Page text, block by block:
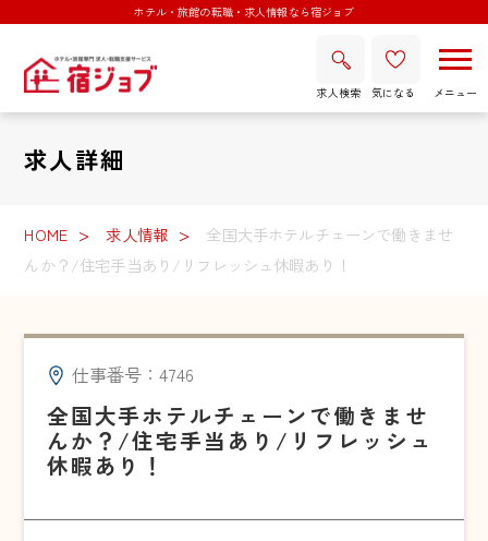
ホテル・旅館の転職・求人情報なら宿ジョブ
求人検索 気になる
求人詳細
HOME 求人情報
全国大手ホテルチェーンで働きませ
んか？/住宅手当あり/リフレッシュ休暇あり！
仕事番号：4746
全国大手ホテルチェーンで働きませ
んか？/住宅手当あり/リフレッシュ
休暇あり！